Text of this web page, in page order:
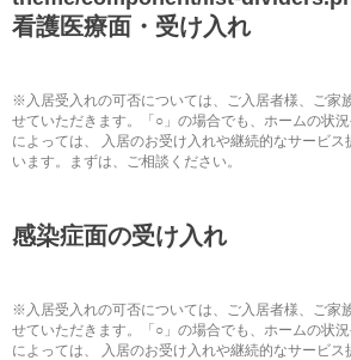
看護医療面・受け入れ
※入居受入れの可否については、ご入居者様、ご家
せていただきます。「○」の場合でも、ホームの状
によっては、 入居のお受け入れや継続的なサービ
います。まずは、ご相談ください。
感染症面の受け入れ
※入居受入れの可否については、ご入居者様、ご家
せていただきます。「○」の場合でも、ホームの状
によっては、 入居のお受け入れや継続的なサービ